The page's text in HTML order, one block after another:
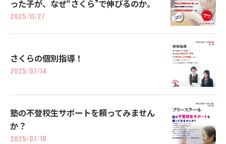
った子が、なぜ“さくら”で伸びるのか。
2025/11/27
さくらの個別指導！
2025/07/14
塾の不登校生サポートを頼ってみません
か？
2025/07/10